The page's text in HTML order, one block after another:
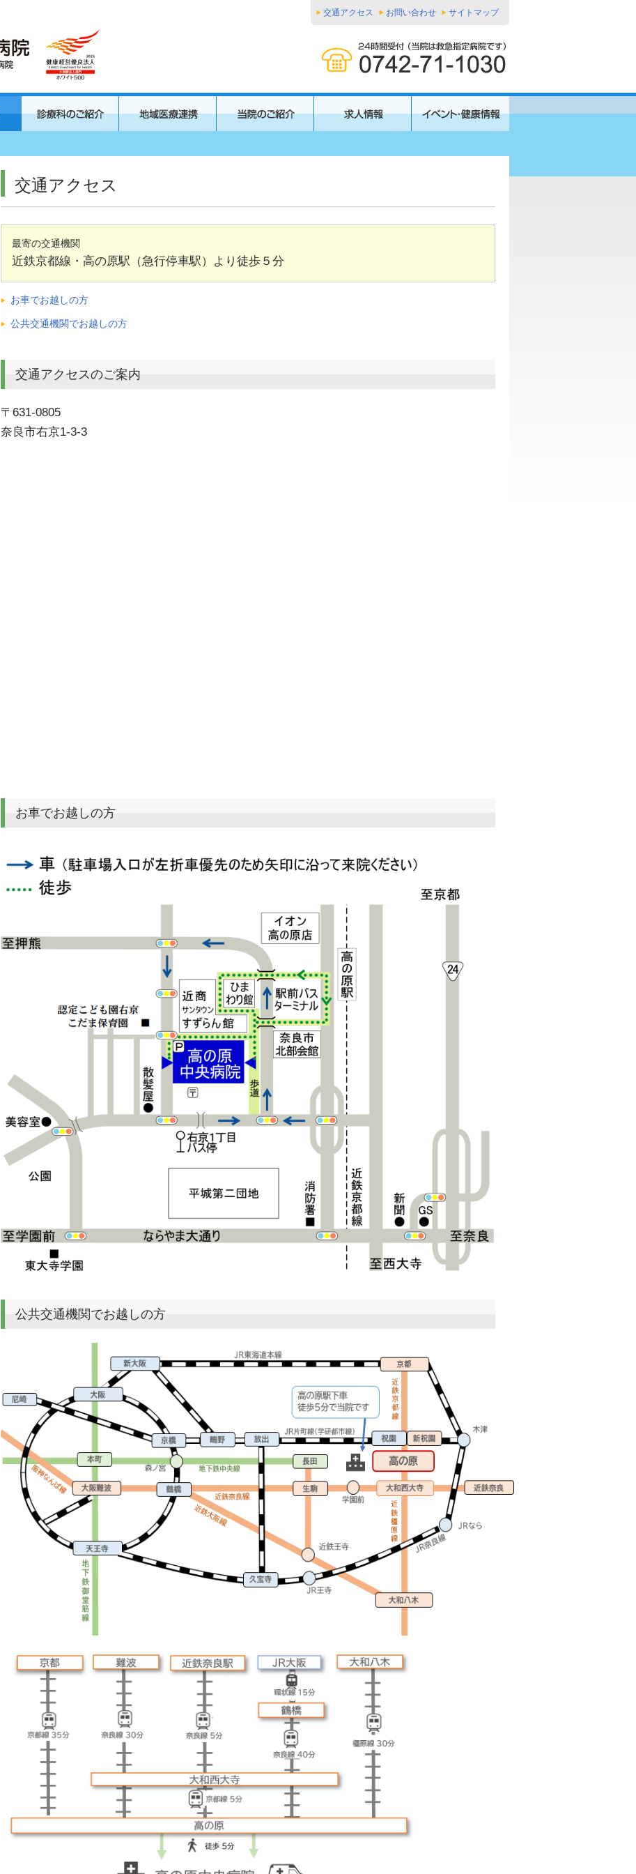
交通アクセス お問い合わせ サイトマップ
交通アクセス
最寄の交通機関
近鉄京都線・高の原駅（急行停車駅）より徒歩５分
お車でお越しの方
公共交通機関でお越しの方
交通アクセスのご案内
〒631-0805
奈良市右京1-3-3
お車でお越しの方
公共交通機関でお越しの方